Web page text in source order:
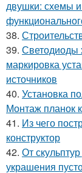
двушки: схемы и
38.
39. Светодиоды
маркировка
источников
40. Установка
Монтаж планок
41. Из чего
конструктор
42. От
украшения